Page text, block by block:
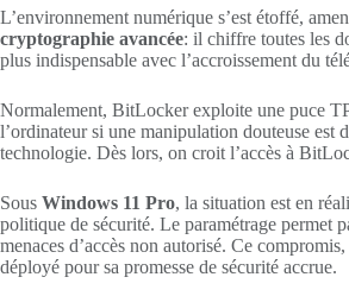
L’environnement numérique s’est étoffé,
cryptographie avancée: il chiffre toutes les
plus indispensable avec l’accroissement du
Normalement, BitLocker exploite une puce
l’ordinateur si une manipulation douteuse est
technologie. Dès lors, on croit l’accès à
Sous Windows 11 Pro, la situation est en
politique de sécurité. Le paramétrage permet
menaces d’accès non autorisé. Ce
déployé pour sa promesse de sécurité accrue.